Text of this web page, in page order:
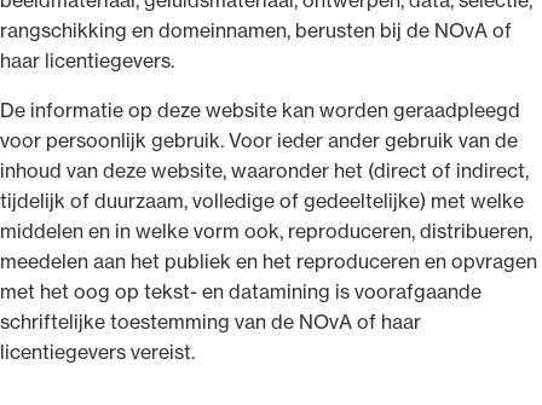
rangschikking en domeinnamen, berusten bij de NOvA of
haar licentiegevers.
De informatie op deze website kan worden geraadpleegd
voor persoonlijk gebruik. Voor ieder ander gebruik van de
inhoud van deze website, waaronder het (direct of indirect,
tijdelijk of duurzaam, volledige of gedeeltelijke) met welke
middelen en in welke vorm ook, reproduceren, distribueren,
meedelen aan het publiek en het reproduceren en opvragen
met het oog op tekst- en datamining is voorafgaande
schriftelijke toestemming van de NOvA of haar
licentiegevers vereist.